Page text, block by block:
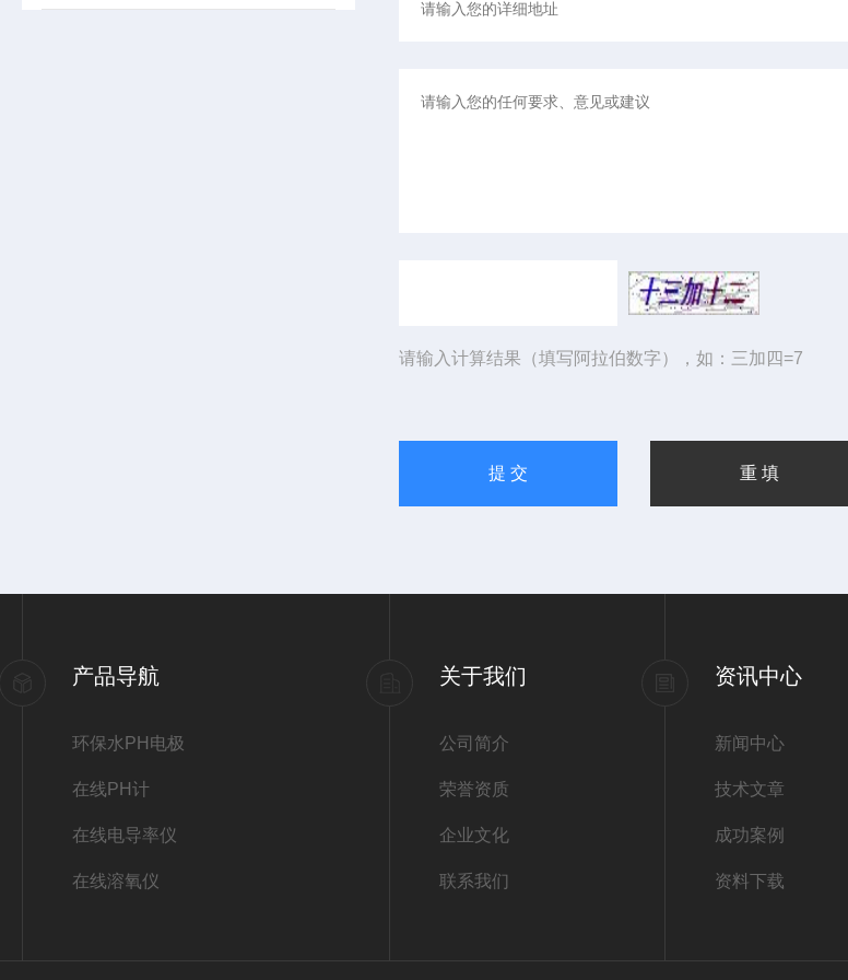
请输入计算结果（填写阿拉伯数字），如：三加四=7
产品导航
环保水PH电极
在线PH计
在线电导率仪
在线溶氧仪
关于我们
公司简介
荣誉资质
企业文化
联系我们
资讯中心
新闻中心
技术文章
成功案例
资料下载